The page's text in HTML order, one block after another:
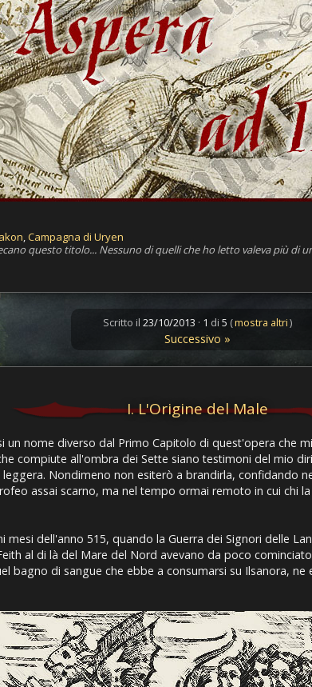
,Campagna di Uryen
questo titolo... Nessuno di quelli che ho letto valeva più di
Scritto il23/10/2013 · 1 di5 (mostra altri)
Successivo »
I. L'Origine del Male
nome diverso dal Primo Capitolo di quest'opera che
compiute all'ombra dei Sette siano testimoni del mio
Nondimeno non esiterò a brandirla,
assai scarno, ma nel tempo ormai remoto in cui chi
dell'anno 515, quando la Guerra dei Signori delle
al di là del Mare del Nord avevano da poco
bagno di sangue che ebbe a consumarsi su Ilsanora,